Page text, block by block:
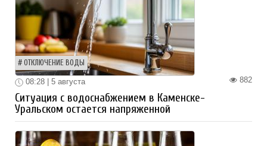
ОТКЛЮЧЕНИЕ ВОДЫ
882
08:28 | 5 августа
Ситуация с водоснабжением в Каменске-
Уральском остается напряженной